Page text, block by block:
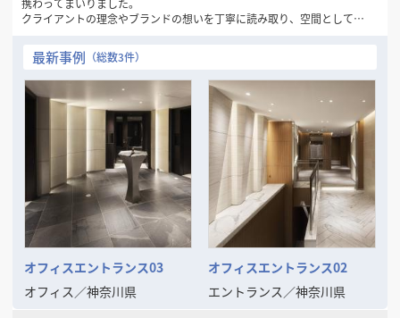
クライアントの理念やブランドの想いを丁寧に読み取り、空間として表
がらも、他にはないアイデアとデザインの力で、価値ある空間の実現を
目指してきました。
また、企画から竣工まで一貫して一人の担当者が対応する体制を大切に
しており、意図のぶれない進行や安心感にもご好評をいただいていま
デザインの力で空間の魅力や機能を高めたいとお考えの方と、ご一緒で
きる機会を心より楽しみにしております。
最新事例 （総数3件）
オフィスエントランス03
オフィス／神奈川県
オフィスエントランス02
エントランス／神奈川県